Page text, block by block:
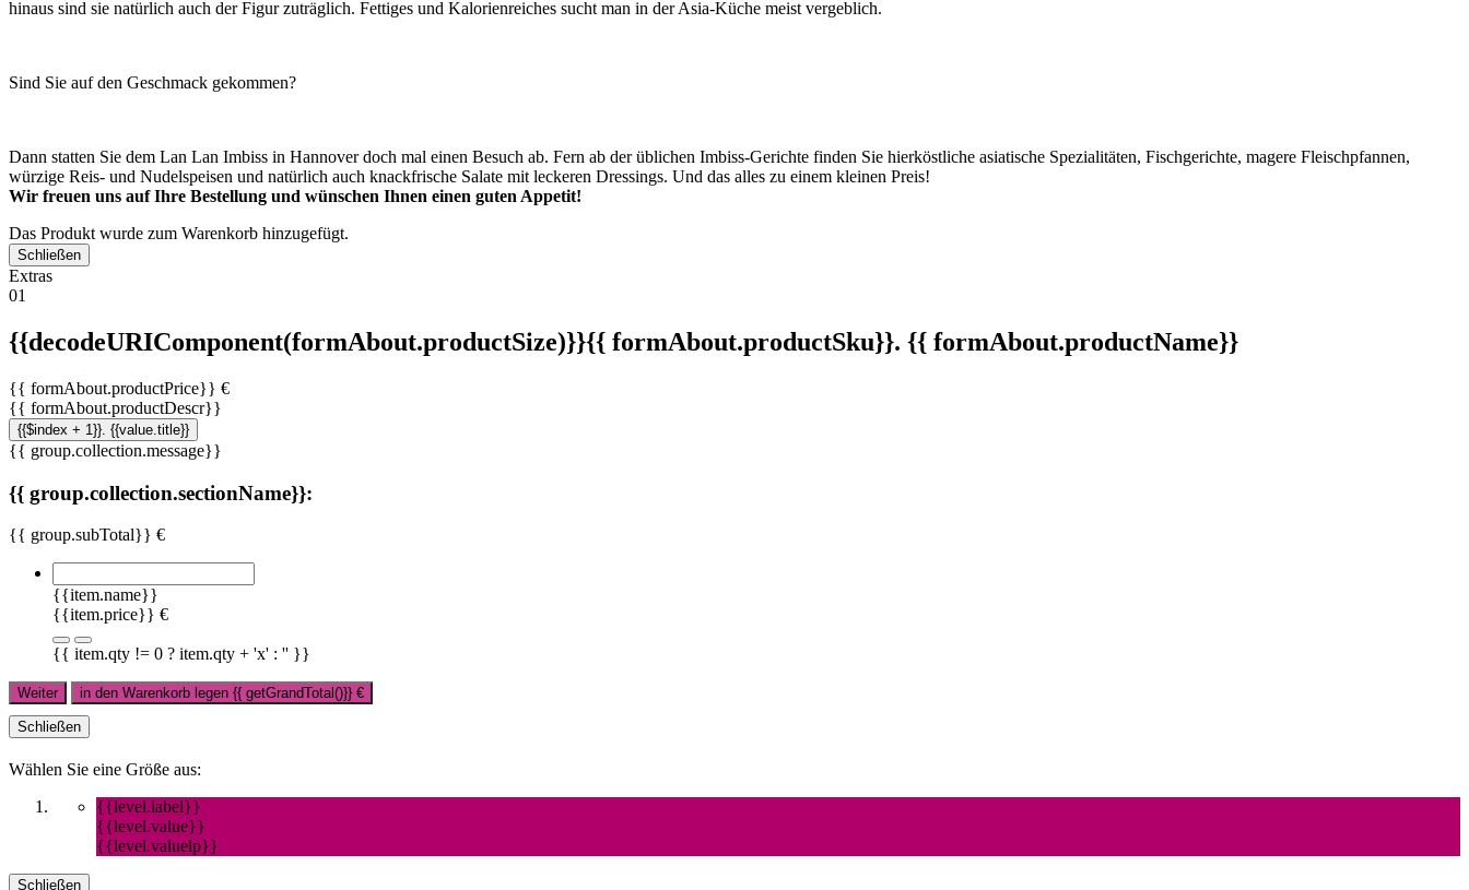
hinaus sind sie natürlich auch der Figur zuträglich. Fettiges und Kalorienreiches sucht man in der Asia-Küche meist vergeblich.
Sind Sie auf den Geschmack gekommen?
Dann statten Sie dem Lan Lan Imbiss in Hannover doch mal einen Besuch ab. Fern ab der üblichen Imbiss-Gerichte finden Sie hierköstliche asiatische Spezialitäten, Fischgerichte, magere Fleischpfannen,
würzige Reis- und Nudelspeisen und natürlich auch knackfrische Salate mit leckeren Dressings. Und das alles zu einem kleinen Preis!
Wir freuen uns auf Ihre Bestellung und wünschen Ihnen einen guten Appetit!
Das Produkt wurde zum Warenkorb hinzugefügt.
Schließen
Extras
01
{{decodeURIComponent(formAbout.productSize)}}{{ formAbout.productSku}}. {{ formAbout.productName}}
{{ formAbout.productPrice}} €
{{ formAbout.productDescr}}
{{$index + 1}}. {{value.title}}
{{ group.collection.message}}
{{ group.collection.sectionName}}:
{{ group.subTotal}} €
{{item.name}}
{{item.price}} €
{{ item.qty != 0 ? item.qty + 'x' : '' }}
Weiter in den Warenkorb legen {{ getGrandTotal()}} €
Schließen
Wählen Sie eine Größe aus:
{{level.label}}
{{level.value}}
{{level.valuelp}}
Schließen